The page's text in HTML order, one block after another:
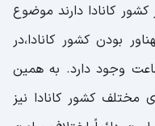
کانادا دارند موضوع
بودن کشور کانادا،در
وجود دارد. به همین
مختلف کشور کانادا نیز